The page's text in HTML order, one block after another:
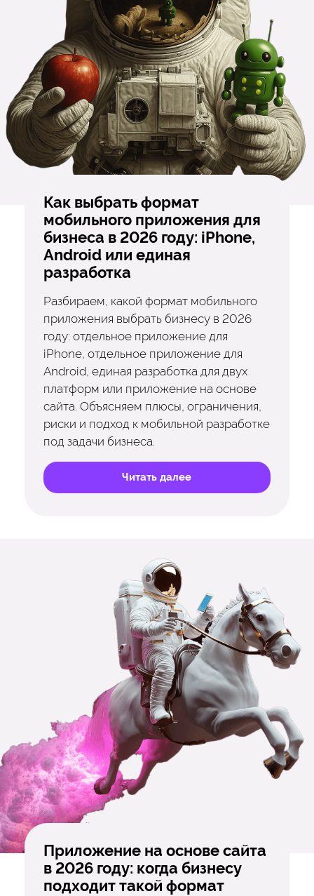
Как выбрать формат
мобильного приложения для
бизнеса в 2026 году: iPhone,
Android или единая
разработка
Разбираем, какой формат мобильного
приложения выбрать бизнесу в 2026
году: отдельное приложение для
iPhone, отдельное приложение для
Android, единая разработка для двух
платформ или приложение на основе
сайта. Объясняем плюсы, ограничения,
риски и подход к мобильной разработке
под задачи бизнеса.
Читать далее
Приложение на основе сайта
в 2026 году: когда бизнесу
подходит такой формат